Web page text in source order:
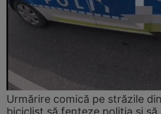
Urmărire comică pe străzile
biciclist să fenteze poliția și